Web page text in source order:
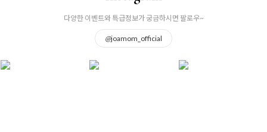
다양한 이벤트와 특급정보가 궁금하시면 팔로우~
@joamom_official